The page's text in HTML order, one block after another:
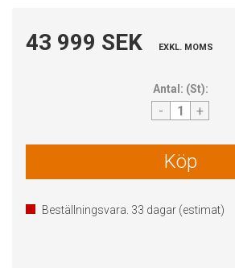
43 999 SEK EXKL. MOMS
Antal: (St):
- +
Köp
Beställningsvara. 33 dagar (estimat)